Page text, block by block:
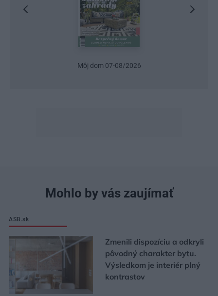
Môj dom 07-08/2026
Mohlo by vás zaujímať
ASB.sk
Zmenili dispozíciu a odkryli
pôvodný charakter bytu.
Výsledkom je interiér plný
kontrastov